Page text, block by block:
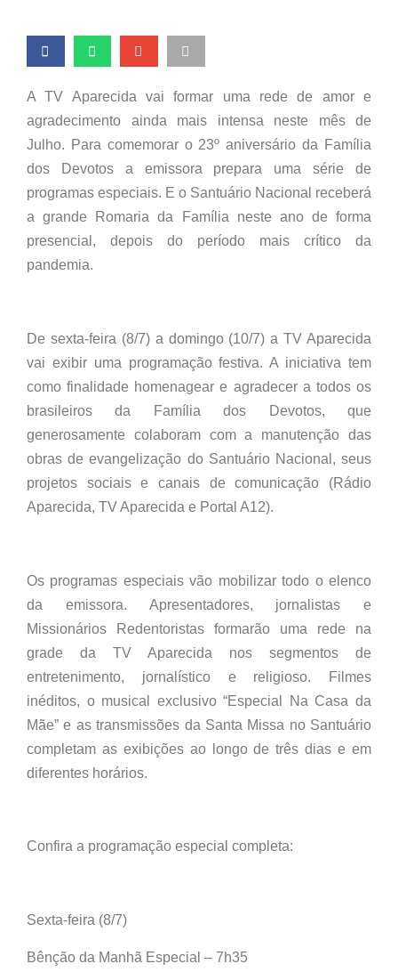
A TV Aparecida vai formar uma rede de amor e
agradecimento ainda mais intensa neste mês de
Julho. Para comemorar o 23º aniversário da Família
dos Devotos a emissora prepara uma série de
programas especiais. E o Santuário Nacional receberá
a grande Romaria da Família neste ano de forma
presencial, depois do período mais crítico da
pandemia.
De sexta-feira (8/7) a domingo (10/7) a TV Aparecida
vai exibir uma programação festiva. A iniciativa tem
como finalidade homenagear e agradecer a todos os
brasileiros da Família dos Devotos, que
generosamente colaboram com a manutenção das
obras de evangelização do Santuário Nacional, seus
projetos sociais e canais de comunicação (Rádio
Aparecida, TV Aparecida e Portal A12).
Os programas especiais vão mobilizar todo o elenco
da emissora. Apresentadores, jornalistas e
Missionários Redentoristas formarão uma rede na
grade da TV Aparecida nos segmentos de
entretenimento, jornalístico e religioso. Filmes
inéditos, o musical exclusivo “Especial Na Casa da
Mãe” e as transmissões da Santa Missa no Santuário
completam as exibições ao longo de três dias e em
diferentes horários.
Confira a programação especial completa:
Sexta-feira (8/7)
Bênção da Manhã Especial – 7h35